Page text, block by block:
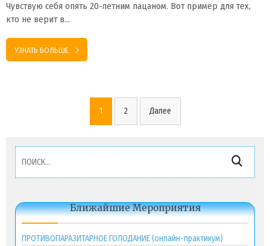
Чувствую себя опять 20-летним пацаном. Вот пример для тех,
кто не верит в…
УЗНАТЬ БОЛЬШЕ
1 2 Далее
Найти:
Ближайшие Мероприятия
ПРОТИВОПАРАЗИТАРНОЕ ГОЛОДАНИЕ (онлайн-практикум)